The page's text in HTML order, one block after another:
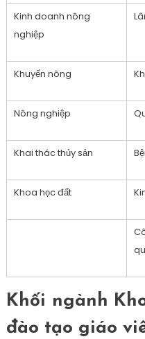
Kinh doanh nông
nghiệp
Khuyến nông
Nông nghiệp
Khai thác thủy sản
Khoa học đất
Khối ngành
đào tạo giáo